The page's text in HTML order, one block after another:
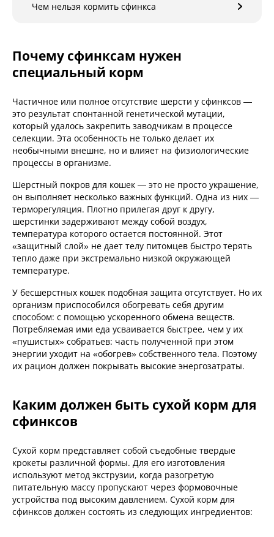
Чем нельзя кормить сфинкса
Почему сфинксам нужен
специальный корм
Частичное или полное отсутствие шерсти у сфинксов —
это результат спонтанной генетической мутации,
который удалось закрепить заводчикам в процессе
селекции. Эта особенность не только делает их
необычными внешне, но и влияет на физиологические
процессы в организме.
Шерстный покров для кошек — это не просто украшение,
он выполняет несколько важных функций. Одна из них —
терморегуляция. Плотно прилегая друг к другу,
шерстинки задерживают между собой воздух,
температура которого остается постоянной. Этот
«защитный слой» не дает телу питомцев быстро терять
тепло даже при экстремально низкой окружающей
температуре.
У бесшерстных кошек подобная защита отсутствует. Но их
организм приспособился обогревать себя другим
способом: с помощью ускоренного обмена веществ.
Потребляемая ими еда усваивается быстрее, чем у их
«пушистых» собратьев: часть полученной при этом
энергии уходит на «обогрев» собственного тела. Поэтому
их рацион должен покрывать высокие энергозатраты.
Каким должен быть сухой корм для
сфинксов
Сухой корм представляет собой съедобные твердые
крокеты различной формы. Для его изготовления
используют метод экструзии, когда разогретую
питательную массу пропускают через формовочные
устройства под высоким давлением. Сухой корм для
сфинксов должен состоять из следующих ингредиентов: